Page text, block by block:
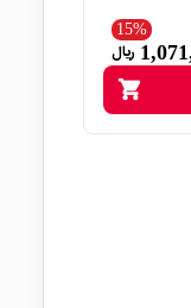
15%
ریال
shopping_cart